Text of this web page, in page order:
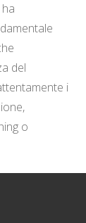
del
i
o